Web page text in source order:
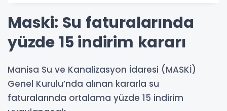
Maski: Su faturalarında
yüzde 15 indirim kararı
Manisa Su ve Kanalizasyon İdaresi (MASKİ)
Genel Kurulu’nda alınan kararla su
faturalarında ortalama yüzde 15 indirim